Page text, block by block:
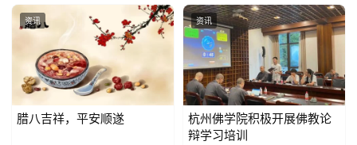
资讯
腊八吉祥，平安顺遂
资讯
杭州佛学院积极开展佛教论
辩学习培训